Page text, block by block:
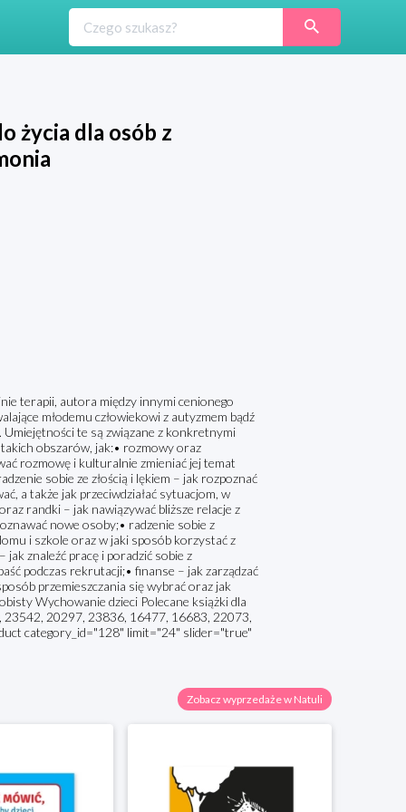
życia dla osób z
terapii, autora między innymi cenionego
młodemu człowiekowi z autyzmem bądź
Umiejętności te są związane z konkretnymi
obszarów, jak:• rozmowy oraz
rozmowę i kulturalnie zmieniać jej temat
sobie ze złością i lękiem – jak rozpoznać
a także jak przeciwdziałać sytuacjom, w
randki – jak nawiązywać bliższe relacje z
nowe osoby;• radzenie sobie z
i szkole oraz w jaki sposób korzystać z
znaleźć pracę i poradzić sobie z
podczas rekrutacji;• finanse – jak zarządzać
przemieszczania się wybrać oraz jak
Wychowanie dzieci Polecane książki dla
20297, 23836, 16477, 16683, 22073,
category_id="128" limit="24" slider="true"
Zobacz wyprzedaże w Natuli